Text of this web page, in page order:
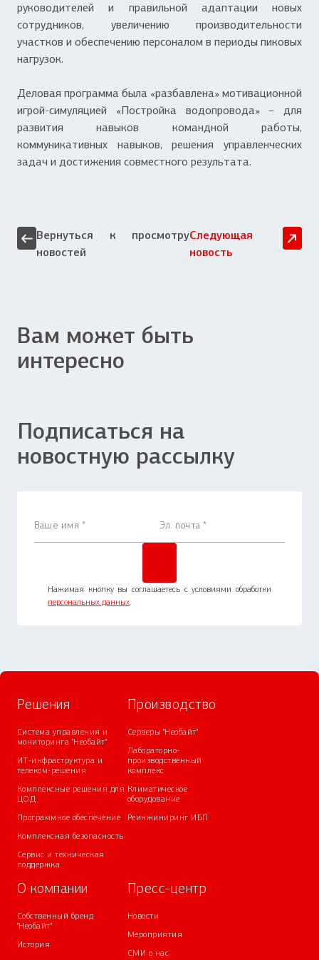
руководителей и правильной адаптации новых
сотрудников, увеличению производительности
участков и обеспечению персоналом в периоды пиковых
нагрузок.
Деловая программа была «разбавлена» мотивационной
игрой-симуляцией «Постройка водопровода» – для
развития навыков командной работы,
коммуникативных навыков, решения управленческих
задач и достижения совместного результата.
Вернуться к просмотру
новостей
Следующая
новость
Вам может быть
интересно
Подписаться на
новостную рассылку
Нажимая кнопку вы соглашаетесь с условиями обработки
персональных данных
Решения
Система управления и
мониторинга "Необайт"
ИТ-инфраструктура и
телеком-решения
Комплексные решения для
ЦОД
Программное обеспечение
Комплексная безопасность
Сервис и техническая
поддержка
Производство
Серверы "Необайт"
Лабораторно-
производственный
комплекс
Климатическое
оборудование
Реинжиниринг ИБП
О компании
Собственный бренд
"Необайт"
История
Пресс-центр
Новости
Мероприятия
СМИ о нас